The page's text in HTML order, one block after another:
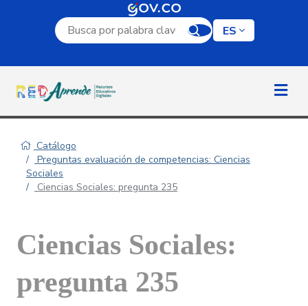
Campo de búsqueda por palabra clave
ES
Catálogo
Preguntas evaluación de competencias: Ciencias
Sociales
Ciencias Sociales: pregunta 235
Ciencias Sociales:
pregunta 235